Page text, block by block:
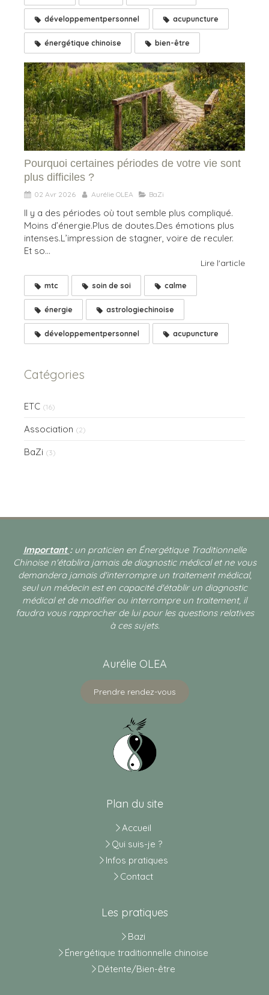
développementpersonnel acupuncture
énergétique chinoise bien-être
Pourquoi certaines périodes de votre vie sont
plus difficiles ?
02 Avr 2026 Aurélie OLEA BaZi
Il y a des périodes où tout semble plus compliqué.
Moins d’énergie.Plus de doutes.Des émotions plus
intenses.L’impression de stagner, voire de reculer.
Et so...
Lire l'article
mtc soin de soi calme
énergie astrologiechinoise
développementpersonnel acupuncture
Catégories
ETC (16)
Association (2)
BaZi (3)
Important : un praticien en Énergétique Traditionnelle
Chinoise n'établira jamais de diagnostic médical et ne vous
demandera jamais d'interrompre un traitement médical,
seul un médecin est en capacité d'établir un diagnostic
médical et de modifier ou interrompre un traitement, il
faudra vous rapprocher de lui pour les questions relatives
à ces sujets.
Aurélie OLEA
Prendre rendez-vous
Plan du site
Accueil
Qui suis-je ?
Infos pratiques
Contact
Les pratiques
Bazi
Énergétique traditionnelle chinoise
Détente/Bien-être